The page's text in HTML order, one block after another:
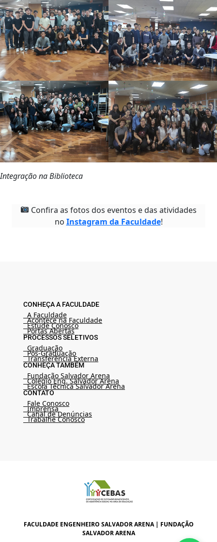
Integração na Biblioteca
Confira as fotos dos eventos e das atividades
no Instagram da Faculdade!
CONHEÇA A FACULDADE
A Faculdade
Acontece na Faculdade
Estude Conosco
Portas Abertas
PROCESSOS SELETIVOS
Graduação
Pós-Graduação
Transferência Externa
CONHEÇA TAMBÉM
Fundação Salvador Arena
Colégio Eng. Salvador Arena
Escola Técnica Salvador Arena
CONTATO
Fale Conosco
Imprensa
Canal de Denúncias
Trabalhe Conosco
FACULDADE ENGENHEIRO SALVADOR ARENA | FUNDAÇÃO
SALVADOR ARENA